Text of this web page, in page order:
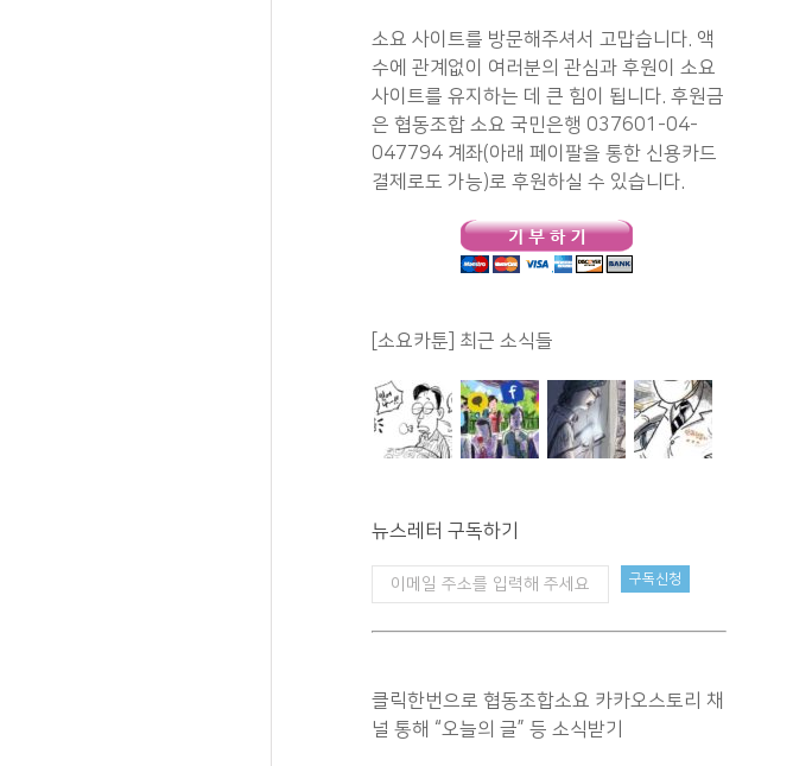
소요 사이트를 방문해주셔서 고맙습니다. 액
수에 관계없이 여러분의 관심과 후원이 소요
사이트를 유지하는 데 큰 힘이 됩니다. 후원금
은 협동조합 소요 국민은행 037601-04-
047794 계좌(아래 페이팔을 통한 신용카드
결제로도 가능)로 후원하실 수 있습니다.
[소요카툰] 최근 소식들
뉴스레터 구독하기
클릭한번으로 협동조합소요 카카오스토리 채
널 통해 “오늘의 글” 등 소식받기